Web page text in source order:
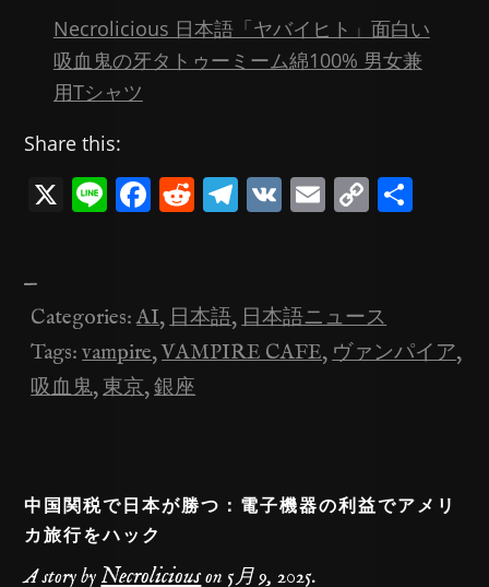
Necrolicious 日本語「ヤバイヒト」面白い
吸血鬼の牙タトゥーミーム綿100% 男女兼
用Tシャツ
Share this:
X Li F
e
b
o
o
R
di
t
T
gr
a
m
V E C
y
Li
n
—
Categories:AI, 日本語, 日本語ニュース
Tags:vampire,VAMPIRE CAFE, ヴァンパイア,
吸血鬼,東京,銀座
中国関税で日本が勝つ：電子機器の利益でアメリ
カ旅行をハック
A story by Necroliciouson 5月 9, 2025.